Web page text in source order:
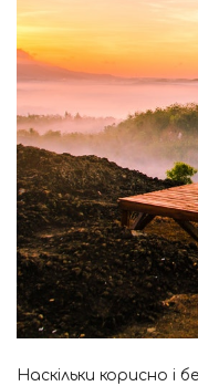
Наскільки корисно і